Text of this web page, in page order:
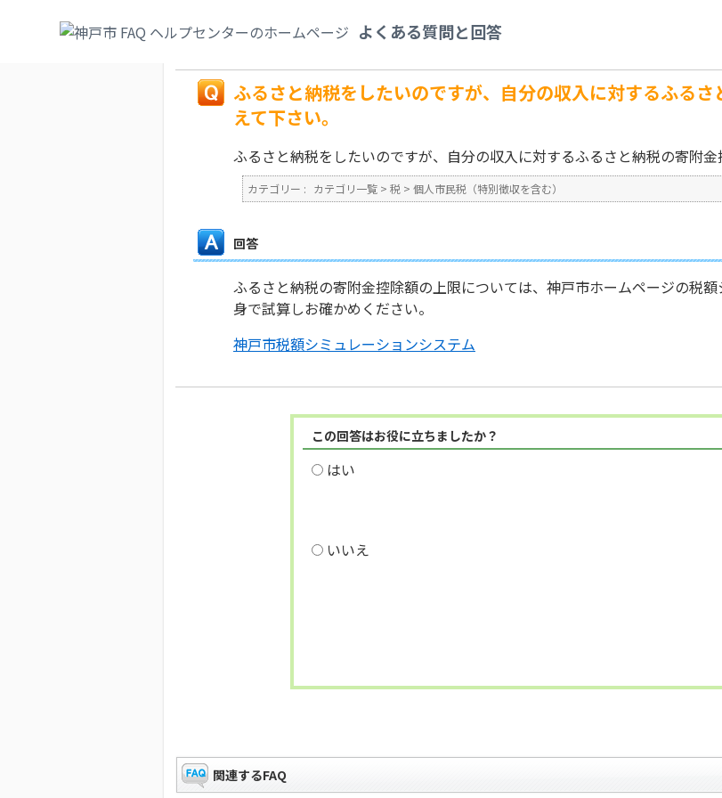
よくある質問と回答
上限額を教えて下さい。
ふるさと納税をしたいのですが、自分の収入に対するふる
えて下さい。
ふるさと納税をしたいのですが、自分の収入に対するふるさと納税の寄附金
カテゴリー : カテゴリ一覧 > 税 > 個人市民税（特別徴収を含む）
回答
ふるさと納税の寄附金控除額の上限については、神戸市ホームページの税
身で試算しお確かめください。
神戸市税額シミュレーションシステム
この回答はお役に立ちましたか？
はい
いいえ
関連するFAQ